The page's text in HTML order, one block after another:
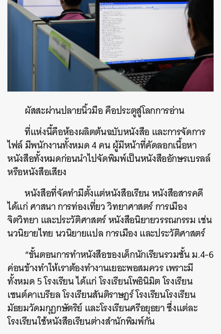
ผัสสะผ่านปลายนิ้วมือ คือประตูสู่โลกการอ่าน
ที่แห่งนี้คือห้องผลิตต้นฉบับหนังสือ และการจัดการ
ไฟล์ มีพนักงานทั้งหมด 4 คน ผู้มีหน้าที่คัดลอกเนื้อหา
หนังสือทั้งหมดก่อนนำไปจัดพิมพ์เป็นหนังสืออักษรเบรลล์
หรือหนังสือเสียง
หนังสือที่จัดทำมีตั้งแต่หนังสือเรียน หนังสือสารคดี
ได้แก่ ศาสนา การท่องเที่ยว วิทยาศาสตร์ การเมือง
จิตวิทยา และประวัติศาสตร์ หนังสือนิยายวรรณกรรม เช่น
นวนิยายไทย นวนิยายแปล การเมือง และประวัติศาสตร์
“ขั้นตอนการทำหนังสือของเด็กนักเรียนรวมชั้น ม.4-6
ค่อนข้างทำให้เราต้องทำงานเยอะพอสมควร เพราะมี
ทั้งหมด 5 โรงเรียน ได้แก่ โรงเรียนโพธินิมิต โรงเรียน
เซนต์คาเบรียล โรงเรียนสันติราษฎร์ โรงเรียนโรงเรียน
มัธยมวัดมกุฏกษัตริย์ และโรงเรียนศรีอยุธยา ซึ่งแต่ละ
โรงเรียนใช้หนังสือเรียนต่างสำนักพิมพ์กัน